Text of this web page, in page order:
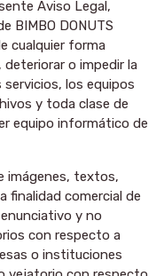
Aviso Legal,
BIMBO DONUTS
cualquier forma
deteriorar o impedir la
los equipos
y toda clase de
equipo informático de
imágenes, textos,
finalidad comercial de
y no
con respecto a
o instituciones